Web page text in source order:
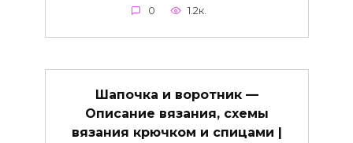
0 1.2к.
Шапочка и воротник —
Описание вязания, схемы
вязания крючком и спицами |